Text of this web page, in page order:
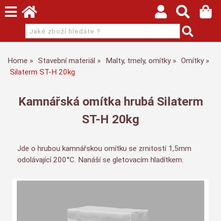
Home Stavební materiál Malty, tmely, omítky
Omítky
Silaterm ST-H 20kg
Kamnářská omítka hrubá Silaterm
ST-H 20kg
Jde o hrubou kamnářskou omítku se zrnitostí 1,5mm
odolávající 200°C. Nanáší se gletovacím hladítkem.